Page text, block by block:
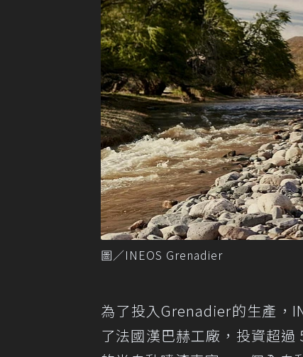
圖／INEOS Grenadier
為了投入Grenadier的生產，
了法國漢巴赫工廠，投資超